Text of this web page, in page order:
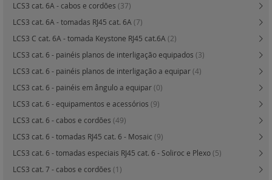
LCS3 cat. 6A - cabos e cordões (37)
LCS3 cat. 6A - tomadas RJ45 cat. 6A (7)
LCS3 C cat. 6A - tomada Keystone RJ45 cat.6A (2)
LCS3 cat. 6 - painéis planos de interligação equipados (3)
LCS3 cat. 6 - painéis planos de interligação a equipar(4)
LCS3 cat. 6 - painéis em ângulo a equipar(0)
LCS3 cat. 6 - equipamentos e acessórios (9)
LCS3 cat. 6 - cabos e cordões (49)
LCS3 cat. 6 - tomadas RJ45 cat. 6 - Mosaic (9)
LCS3 cat. 6 - tomadas especiais RJ45 cat. 6 - Soliroc e Plexo(5)
LCS3 cat. 7 - cabos e cordões (1)